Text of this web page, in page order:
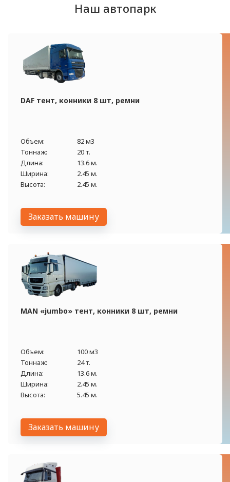
Наш автопарк
DAF тент, конники 8 шт, ремни
Объем:
82 м3
Тоннаж:
20 т.
Длина:
13.6 м.
Ширина:
2.45 м.
Высота:
2.45 м.
Заказать машину
MAN «jumbo» тент, конники 8 шт, ремни
Объем:
100 м3
Тоннаж:
24 т.
Длина:
13.6 м.
Ширина:
2.45 м.
Высота:
5.45 м.
Заказать машину